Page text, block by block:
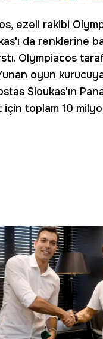
ezeli rakibi
da renklerine
Olympiacos
oyun
Sloukas'ın
için toplam 10